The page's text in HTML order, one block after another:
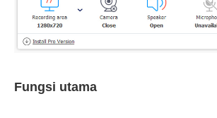
Fungsi utama